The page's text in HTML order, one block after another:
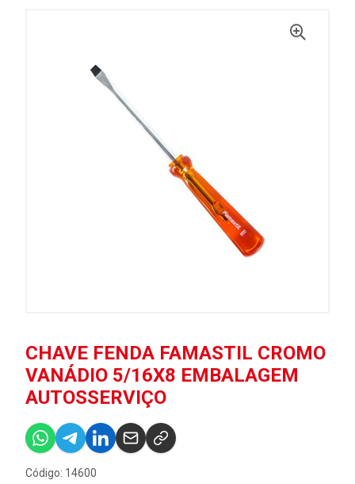
CHAVE FENDA FAMASTIL CROMO
VANÁDIO 5/16X8 EMBALAGEM
AUTOSSERVIÇO
Código: 14600